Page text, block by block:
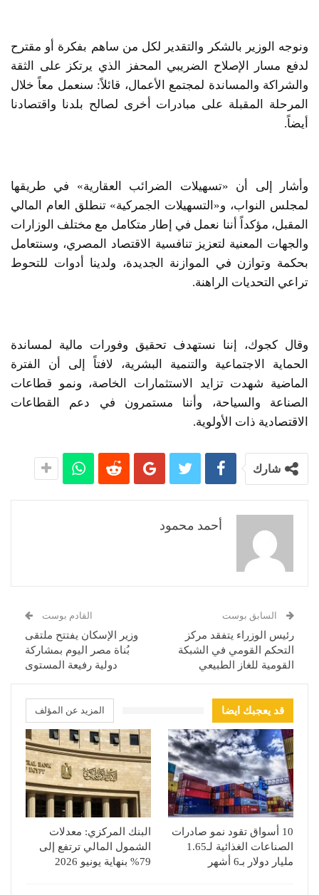
ونوجه الوزير بالشكر والتقدير لكل من ساهم بفكرة أو مقترح
لدفع مسار الإصلاح الضريبي المحفز الذي يرتكز على الثقة
والشراكة والمساندة لمجتمع الأعمال، قائلاً: سنعمل معاً خلال
المرحلة المقبلة على مبادرات أخرى لصالح بلدنا واقتصادنا
أيضاً.
وأشار إلى أن «تسهيلات الضرائب العقارية» في طريقها
لمجلس النواب، و«التسهيلات الجمركية» تنطلق العام المالي
المقبل، مؤكداً أننا نعمل في إطار متكامل مع مختلف الوزارات
والجهات المعنية لتعزيز تنافسية الاقتصاد المصري، وسنتعامل
بحكمة وتوازن في الموازنة الجديدة، ولدينا أدوات للتحوط
تراعي التحديات الراهنة.
وقال كجوك، إننا نستهدف تحقيق وفورات مالية لمساندة
الحماية الاجتماعية والتنمية البشرية، لافتاً إلى أن الفترة
الماضية شهدت تزايد الاستثمارات الخاصة، ونمو قطاعات
الصناعة والسياحة، وأننا مستمرون في دعم القطاعات
الاقتصادية ذات الأولوية.
شارك
أحمد محمود
السابق بوست
رئيس الوزراء يتفقد مركز
التحكم القومي في الشبكة
القومية للغاز الطبيعي
القادم بوست
وزير الإسكان يفتتح ملتقى
بُناة مصر اليوم بمشاركة
دولية رفيعة المستوى
قد يعجبك ايضا المزيد عن المؤلف
10 أسواق تقود نمو صادرات
الصناعات الغذائية لـ1.65
مليار دولار بـ6 أشهر
البنك المركزي: معدلات
الشمول المالي ترتفع إلى
79% بنهاية يونيو 2026